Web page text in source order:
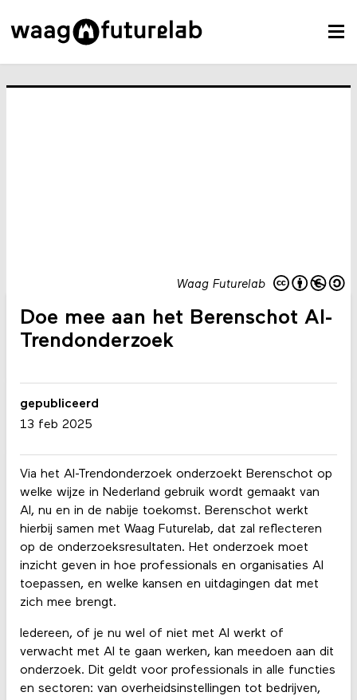
Waag Futurelab
Doe mee aan het Berenschot AI-
Trendonderzoek
Via het AI-Trendonderzoek onderzoekt Berenschot op
welke wijze in Nederland gebruik wordt gemaakt van
AI, nu en in de nabije toekomst. Berenschot werkt
hierbij samen met Waag Futurelab, dat zal reflecteren
op de onderzoeksresultaten. Het onderzoek moet
inzicht geven in hoe professionals en organisaties AI
toepassen, en welke kansen en uitdagingen dat met
zich mee brengt.
Iedereen, of je nu wel of niet met AI werkt of
verwacht met AI te gaan werken, kan meedoen aan dit
onderzoek. Dit geldt voor professionals in alle functies
en sectoren: van overheidsinstellingen tot bedrijven,
gepubliceerd
13 feb 2025